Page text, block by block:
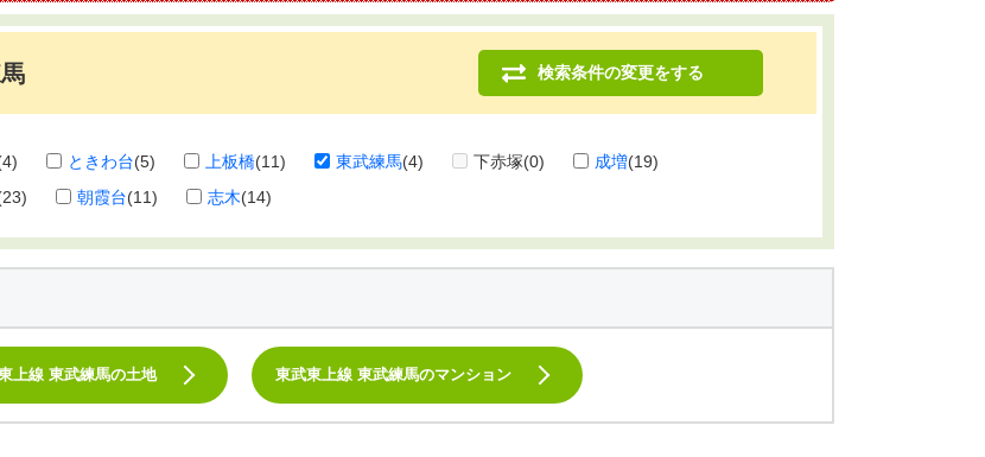
検索条件の変更をする
ときわ台(5) 上板橋(11) 東武練馬(4) 下赤塚(0) 成増(19)
朝霞台(11) 志木(14)
上線 東武練馬の土地 東武東上線 東武練馬のマンション